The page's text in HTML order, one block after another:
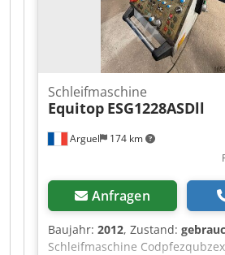
einen Termin vereinbaren. Bitte
an, wir sind nicht ständig vor
Trading B.V. Bedrijfsstraat 3
Arguel 174 km
Schleifmaschine
Equitop ESG1228ASDll
Anfragen
Baujahr: 2012, Zustand:
Schleifmaschine